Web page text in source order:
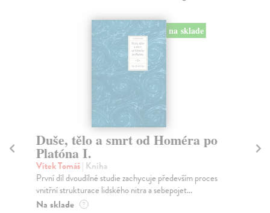
na sklade
Duše, tělo a smrt od Homéra po
Platóna I.
Vítek Tomáš| Kniha
První díl dvoudílné studie zachycuje především proces
vnitřní strukturace lidského nitra a sebepojet...
Na sklade ?